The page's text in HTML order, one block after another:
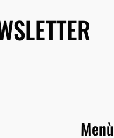
Menù